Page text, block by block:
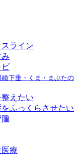
ライン
ビ
瞼下垂・くま・まぶたの
えたい
ふっくらさせたい
腫
療